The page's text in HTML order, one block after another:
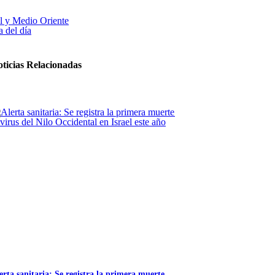
y Medio Oriente
del día
Relacionadas